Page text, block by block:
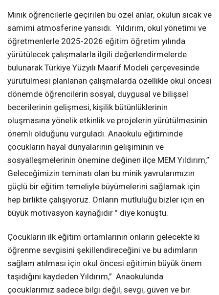
Minik öğrencilerle geçirilen bu özel anlar, okulun sıcak ve
samimi atmosferine yansıdı. Yıldırım, okul yönetimi ve
öğretmenlerle 2025-2026 eğitim öğretim yılında
yürütülecek çalışmalarla ilgili değerlendirmelerde
bulunarak Türkiye Yüzyılı Maarif Modeli çerçevesinde
yürütülmesi planlanan çalışmalarda özellikle okul öncesi
dönemde öğrencilerin sosyal, duygusal ve bilişsel
becerilerinin gelişmesi, kişilik bütünlüklerinin
oluşmasına yönelik etkinlik ve projelerin yürütülmesinin
önemli olduğunu vurguladı. Anaokulu eğitiminde
çocukların hayal dünyalarının gelişiminin ve
sosyalleşmelerinin önemine değinen ilçe MEM Yıldırım,”
Geleceğimizin teminatı olan bu minik yavrularımızın
güçlü bir eğitim temeliyle büyümelerini sağlamak için
hep birlikte çalışıyoruz. Onların mutluluğu bizler için en
büyük motivasyon kaynağıdır ” diye konuştu.
Çocukların ilk eğitim ortamlarının onların gelecekte ki
öğrenme sevgisini şekillendireceğini ve bu adımların
sağlam atılması için okul öncesi eğitimin büyük önem
taşıdığını kaydeden Yıldırım,” Anaokulunda
çocuklarımız sadece bilgi değil, sevgi, güven ve bir